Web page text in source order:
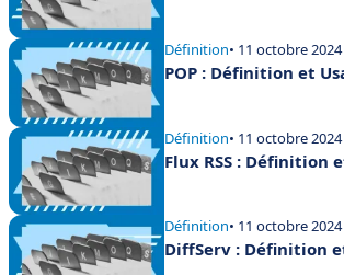
Définition• 11 octobre 2024
POP : Définition et
Définition• 11 octobre 2024
Flux RSS : Définition
Définition• 11 octobre 2024
DiffServ : Définition